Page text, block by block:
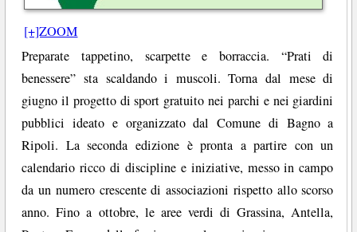
[+]ZOOM
Preparate tappetino, scarpette e borraccia. “Prati di
benessere” sta scaldando i muscoli. Torna dal mese di
giugno il progetto di sport gratuito nei parchi e nei giardini
pubblici ideato e organizzato dal Comune di Bagno a
Ripoli. La seconda edizione è pronta a partire con un
calendario ricco di discipline e iniziative, messo in campo
da un numero crescente di associazioni rispetto allo scorso
anno. Fino a ottobre, le aree verdi di Grassina, Antella,